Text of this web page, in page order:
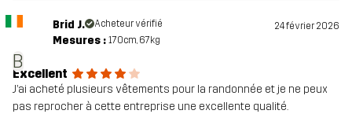
B
Brid J. Acheteur vérifié 24 février 2026
Mesures : 170cm, 67kg
Excellent
J’ai acheté plusieurs vêtements pour la randonnée et je ne peux
pas reprocher à cette entreprise une excellente qualité.